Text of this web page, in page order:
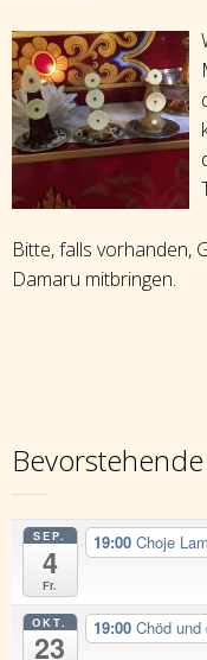
Bitte, falls vorhanden,
Damaru mitbringen.
SEP.
4
Fr.
19:00 Choje
OKT.
23
19:00 Chöd